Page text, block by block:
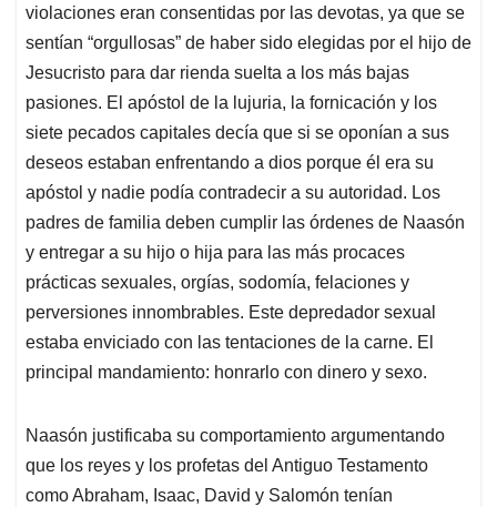
violaciones eran consentidas por las devotas, ya que se
sentían “orgullosas” de haber sido elegidas por el hijo de
Jesucristo para dar rienda suelta a los más bajas
pasiones. El apóstol de la lujuria, la fornicación y los
siete pecados capitales decía que si se oponían a sus
deseos estaban enfrentando a dios porque él era su
apóstol y nadie podía contradecir a su autoridad. Los
padres de familia deben cumplir las órdenes de Naasón
y entregar a su hijo o hija para las más procaces
prácticas sexuales, orgías, sodomía, felaciones y
perversiones innombrables. Este depredador sexual
estaba enviciado con las tentaciones de la carne. El
principal mandamiento: honrarlo con dinero y sexo.
Naasón justificaba su comportamiento argumentando
que los reyes y los profetas del Antiguo Testamento
como Abraham, Isaac, David y Salomón tenían